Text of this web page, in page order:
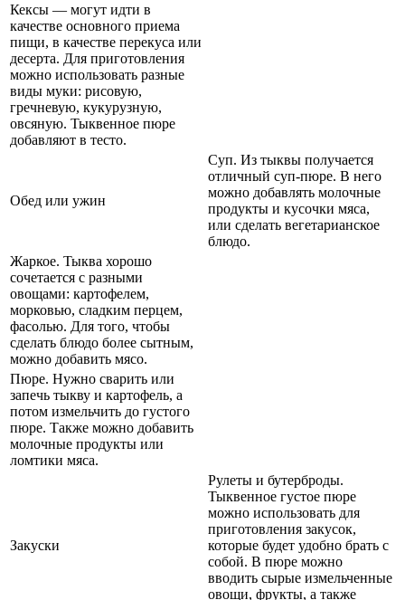
Кексы — могут идти в
качестве основного приема
пищи, в качестве перекуса или
десерта. Для приготовления
можно использовать разные
виды муки: рисовую,
гречневую, кукурузную,
овсяную. Тыквенное пюре
добавляют в тесто.
Обед или ужин
Суп. Из тыквы получается
отличный суп-пюре. В него
можно добавлять молочные
продукты и кусочки мяса,
или сделать вегетарианское
блюдо.
Жаркое. Тыква хорошо
сочетается с разными
овощами: картофелем,
морковью, сладким перцем,
фасолью. Для того, чтобы
сделать блюдо более сытным,
можно добавить мясо.
Пюре. Нужно сварить или
запечь тыкву и картофель, а
потом измельчить до густого
пюре. Также можно добавить
молочные продукты или
ломтики мяса.
Закуски
Рулеты и бутерброды.
Тыквенное густое пюре
можно использовать для
приготовления закусок,
которые будет удобно брать с
собой. В пюре можно
вводить сырые измельченные
овощи, фрукты, а также